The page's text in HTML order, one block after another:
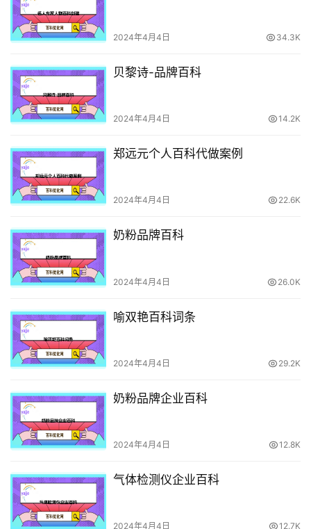
2024年4月4日 34.3K
贝黎诗-品牌百科
2024年4月4日 14.2K
郑远元个人百科代做案例
2024年4月4日 22.6K
奶粉品牌百科
2024年4月4日 26.0K
喻双艳百科词条
2024年4月4日 29.2K
奶粉品牌企业百科
2024年4月4日 12.8K
气体检测仪企业百科
2024年4月4日 12.7K